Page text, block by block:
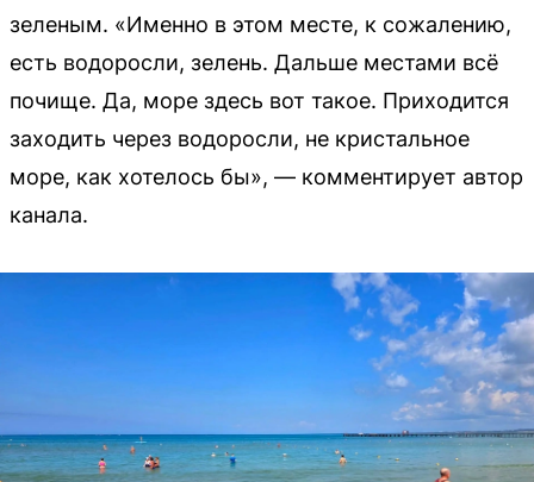
зеленым. «Именно в этом месте, к сожалению,
есть водоросли, зелень. Дальше местами всё
почище. Да, море здесь вот такое. Приходится
заходить через водоросли, не кристальное
море, как хотелось бы», — комментирует автор
канала.